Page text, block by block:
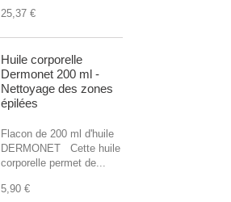
25,37 €
Huile corporelle
Dermonet 200 ml -
Nettoyage des zones
épilées
Flacon de 200 ml d'huile
DERMONET Cette huile
corporelle permet de...
5,90 €